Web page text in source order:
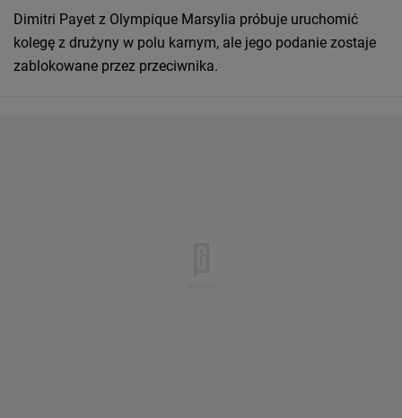
Dimitri Payet z Olympique Marsylia próbuje uruchomić
kolegę z drużyny w polu karnym, ale jego podanie zostaje
zablokowane przez przeciwnika.